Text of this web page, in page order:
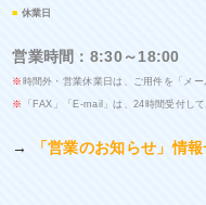
■ 休業日
営業時間：8:30～18:00
※ 時間外・営業休業日は、ご用件を「メー
※ 「FAX」「E-mail」は、24時間受付して
→ 「営業のお知らせ」情